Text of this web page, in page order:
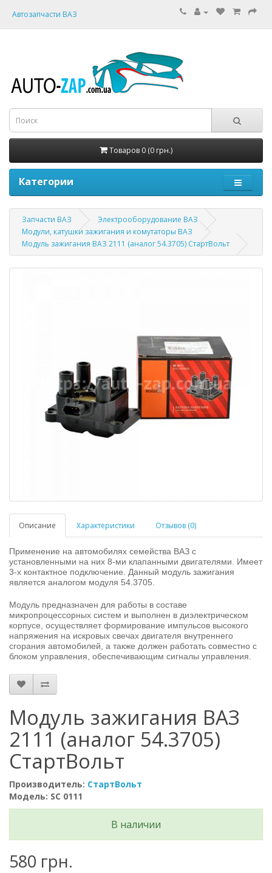
Автозапчасти ВАЗ
Товаров 0 (0 грн.)
Категории
Запчасти ВАЗ
Электрооборудование ВАЗ
Модули, катушки зажигания и комутаторы ВАЗ
Модуль зажигания ВАЗ 2111 (аналог 54.3705) СтартВольт
Описание Характеристики Отзывов (0)
Применение на автомобилях семейства ВАЗ с
установленными на них 8-ми клапанными двигателями. Имеет
3-х контактное подключение. Данный модуль зажигания
является аналогом модуля 54.3705.
Модуль предназначен для работы в составе
микропроцессорных систем и выполнен в диэлектрическом
корпусе, осуществляет формирование импульсов высокого
напряжения на искровых свечах двигателя внутреннего
сгорания автомобилей, а также должен работать совместно с
блоком управления, обеспечивающим сигналы управления.
Модуль зажигания ВАЗ
2111 (аналог 54.3705)
СтартВольт
Производитель: СтартВольт
Модель: SC 0111
В наличии
580 грн.